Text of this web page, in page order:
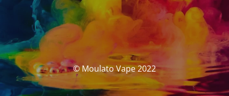
© Moulato Vape 2022